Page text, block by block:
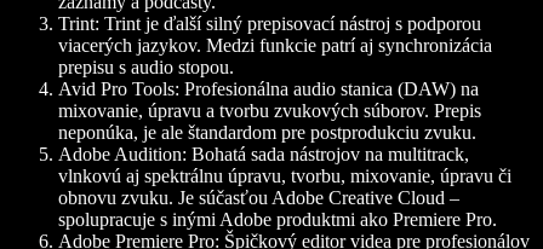
Trint: Trint je ďalší silný prepisovací nástroj s podporou
viacerých jazykov. Medzi funkcie patrí aj synchronizácia
prepisu s audio stopou.
Avid Pro Tools: Profesionálna audio stanica (DAW) na
mixovanie, úpravu a tvorbu zvukových súborov. Prepis
neponúka, je ale štandardom pre postprodukciu zvuku.
Adobe Audition: Bohatá sada nástrojov na multitrack,
vlnkovú aj spektrálnu úpravu, tvorbu, mixovanie, úpravu či
obnovu zvuku. Je súčasťou Adobe Creative Cloud –
spolupracuje s inými Adobe produktmi ako Premiere Pro.
Adobe Premiere Pro: Špičkový editor videa pre profesionálov